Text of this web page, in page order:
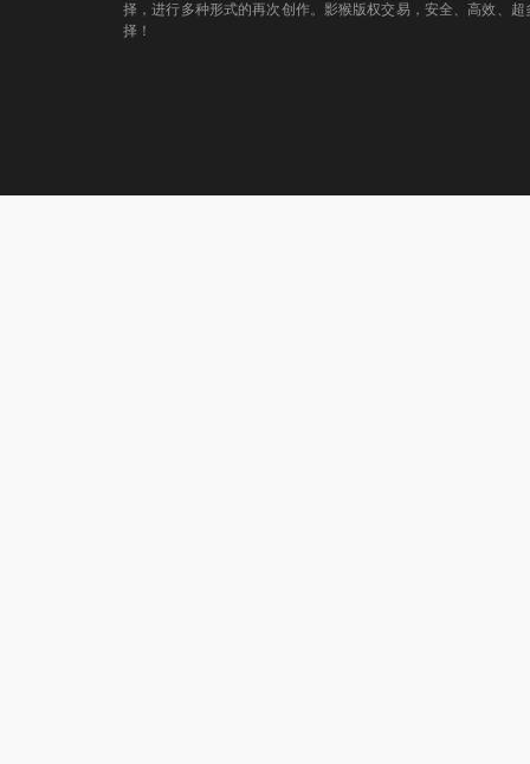
择，进行多种形式的再次创作。影猴版权交易，安全、高效、超
择！